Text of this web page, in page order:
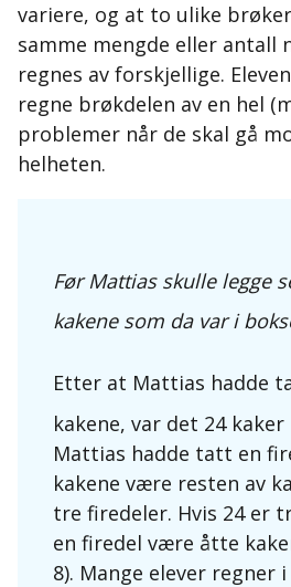
variere, og at to ulike
samme mengde eller antall
regnes av forskjellige.
regne brøkdelen av en hel
problemer når de skal gå
helheten.
Før Mattias skulle legge
kakene som da var i
Etter at Mattias hadde
kakene, var det 24
Mattias hadde tatt en
kakene være resten av
tre firedeler. Hvis 24 er
en firedel være åtte
8). Mange elever regner